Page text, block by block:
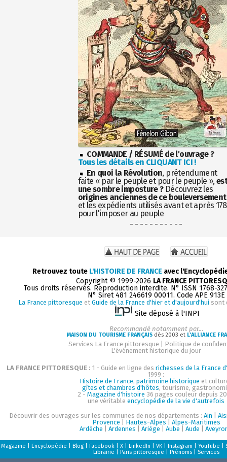
COMMANDE / RÉSUMÉ de l'ouvrage ?
Tous les détails en CLIQUANT ICI !
En quoi la Révolution, prétendument
faite « par le peuple et pour le peuple »,
une sombre imposture ?Découvrez les
origines anciennes de ce bouleversement
et les expédients utilisés avant et après
pour l'imposer au peuple
- - - - - - - - - - -
Retrouvez toute L'HISTOIRE DE FRANCE avec
Copyright © 1999-2026 LA FRANCE
Tous droits réservés. Reproduction interdite. N° ISSN 1768-
N° Siret 481 246619 00011. Code APE 913E
La France pittoresque et Guide de la France d'hier et d'aujourd'hui sont
Site déposé à l'INPI
Recommandé notamment par...
MAISON DU TOURISME FRANÇAISdès 2003 et L'ALLIANCE
Services La France pittoresque
Politique de
L'événement historique du jour
LA FRANCE PITTORESQUE : 1 - Guide en ligne des richesses de la France
1999 :
Histoire de France, patrimoine historique et
gîtes et chambres d'hôtes, tourisme,
2 - Magazine d'histoire 36 pages couleur depuis
une véritable encyclopédie de la vie d'autrefois
Découvrir des ouvrages sur les communes de nos départements : Ain
Provence
Hautes-Alpes
Alpes-Maritimes
Ardèche
Ardennes Ariège Aube Aude
Magazine Encyclopédie Blog| Facebook| X| LinkedIn VK| Instagram YouTube
Librairie
Paris pittoresque Prénoms| Services